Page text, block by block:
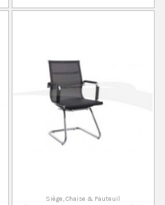
Siège, Chaise & Fauteuil